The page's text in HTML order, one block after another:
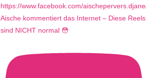
Aische kommentiert das Internet – Diese Reels
sind NICHT normal 😳